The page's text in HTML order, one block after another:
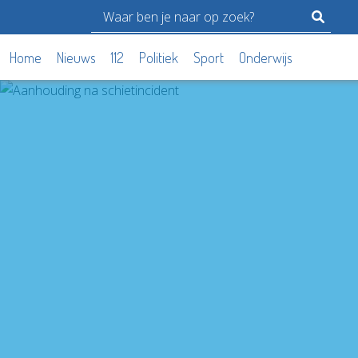
Home Nieuws 112 Politiek Sport Onderwijs